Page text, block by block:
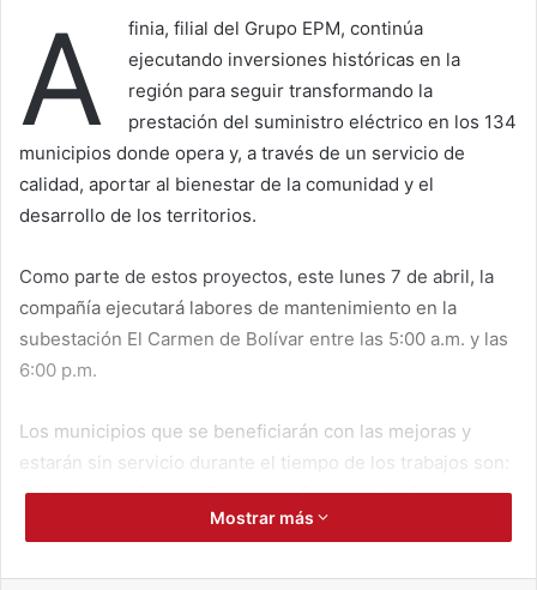
A
finia, filial del Grupo EPM, continúa
ejecutando inversiones históricas en la
región para seguir transformando la
prestación del suministro eléctrico en los 134
municipios donde opera y, a través de un servicio de
calidad, aportar al bienestar de la comunidad y el
desarrollo de los territorios.
Como parte de estos proyectos, este lunes 7 de abril, la
compañía ejecutará labores de mantenimiento en la
subestación El Carmen de Bolívar entre las 5:00 a.m. y las
6:00 p.m.
Los municipios que se beneficiarán con las mejoras y
estarán sin servicio durante el tiempo de los trabajos son:
El Carmen de Bolívar, Zambrano, San Jacinto, San Juan
Nepomuceno, Calamar, Arroyohondo, El Guamo, San
Mostrar más